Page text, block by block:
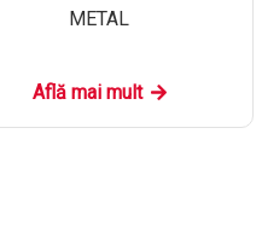
METAL
Află mai mult